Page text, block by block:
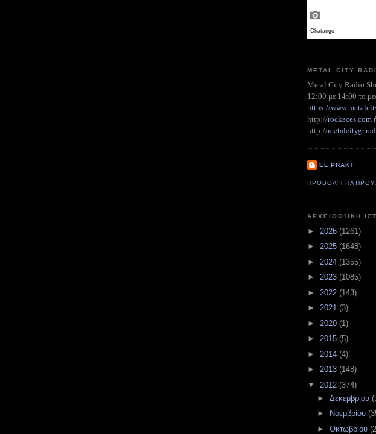
METAL CITY
Metal City Radio
12:00 με 14:00 το
https://
http://rockaces.com
http://
EL PRAKT
ΠΡΟΒΟΛΉ
ΑΡΧΕΙΟΘΉΚΗ
► 2026 (1261)
► 2025 (1648)
► 2024 (1355)
► 2023 (1085)
► 2022 (143)
► 2021 (3)
► 2020 (1)
► 2015 (5)
► 2014 (4)
► 2013 (148)
▼ 2012 (374)
► Δεκεμβρίου
►
Νοεμβρίου
► Οκτωβρίου